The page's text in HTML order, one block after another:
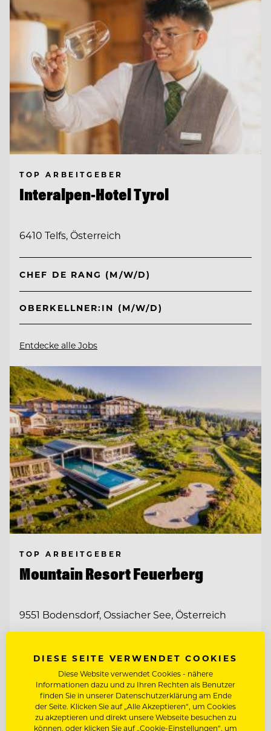
TOP ARBEITGEBER
Interalpen-Hotel Tyrol
6410 Telfs, Österreich
CHEF DE RANG (M/W/D)
OBERKELLNER:IN (M/W/D)
Entdecke alle Jobs
TOP ARBEITGEBER
Mountain Resort Feuerberg
9551 Bodensdorf, Ossiacher See, Österreich
CHEF DE PARTIE
CHEF DE RANG - GASTGEBER IM
RESTAURANT
Entdecke alle Jobs
DIESE SEITE VERWENDET COOKIES
Diese Website verwendet Cookies - nähere
Informationen dazu und zu Ihren Rechten als Benutzer
finden Sie in unserer Datenschutzerklärung am Ende
der Seite. Klicken Sie auf „Alle Akzeptieren“, um Cookies
zu akzeptieren und direkt unsere Webseite besuchen zu
können, oder klicken Sie auf „Cookie-Einstellungen“, um